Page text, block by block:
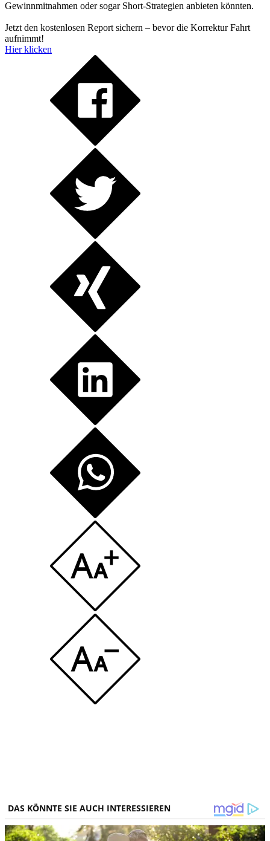
Gewinnmitnahmen oder sogar Short-Strategien anbieten könnten.
Jetzt den kostenlosen Report sichern – bevor die Korrektur Fahrt
aufnimmt!
Hier klicken